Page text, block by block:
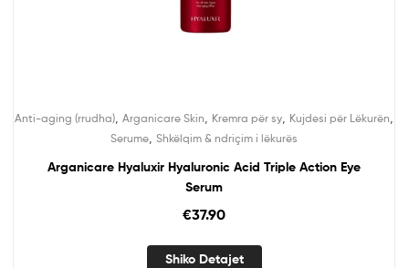
Anti-aging (rrudha) Arganicare Skin Kremra për sy Kujdesi për Lëkurën
Serume Shkëlqim & ndriçim i lëkurës
Arganicare Hyaluxir Hyaluronic Acid Triple Action Eye
Serum
€37.90
Shiko Detajet